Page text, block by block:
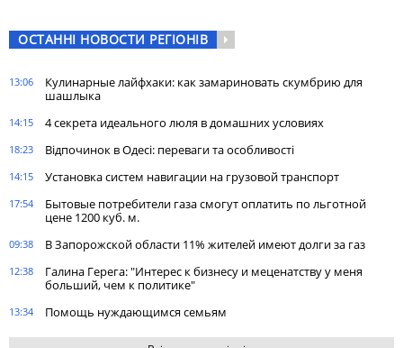
ОСТАННІ НОВОСТИ РЕГІОНІВ
13:06
Кулинарные лайфхаки: как замариновать скумбрию для
шашлыка
14:15 4 секрета идеального люля в домашних условиях
18:23 Відпочинок в Одесі: переваги та особливості
14:15 Установка систем навигации на грузовой транспорт
17:54
Бытовые потребители газа cмогут оплатить по льготной
цене 1200 куб. м.
09:38 В Запорожской области 11% жителей имеют долги за газ
12:38
Галина Герега: "Интерес к бизнесу и меценатству у меня
больший, чем к политике"
13:34 Помощь нуждающимся семьям